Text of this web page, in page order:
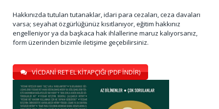
Hakkınızda tutulan tutanaklar, idari para cezaları, ceza davaları
varsa; seyahat özgürlüğünüz kısıtlanıyor, eğitim hakkınız
engelleniyor ya da başkaca hak ihlallerine maruz kalıyorsanız,
form üzerinden bizimle iletişime geçebilirsiniz.
VİCDANİ RET EL KİTAPÇIĞI (PDF İNDİR)